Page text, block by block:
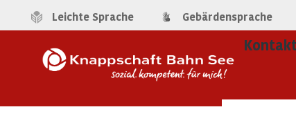
Leichte Sprache Gebärdensprache